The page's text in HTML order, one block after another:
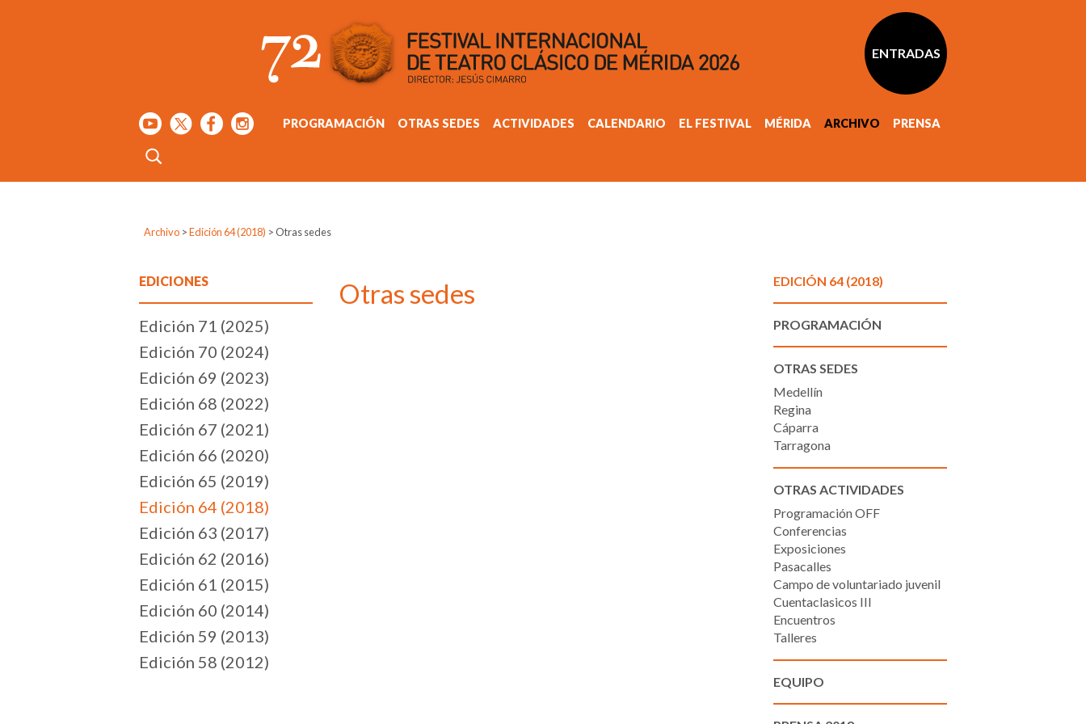
ENTRADAS
PROGRAMACIÓN OTRAS SEDES ACTIVIDADES CALENDARIO EL FESTIVAL MÉRIDA ARCHIVO PRENSA
Archivo > Edición 64 (2018) >Otras sedes
EDICIONES
Edición 71 (2025)
Edición 70 (2024)
Edición 69 (2023)
Edición 68 (2022)
Edición 67 (2021)
Edición 66 (2020)
Edición 65 (2019)
Edición 64 (2018)
Edición 63 (2017)
Edición 62 (2016)
Edición 61 (2015)
Edición 60 (2014)
Edición 59 (2013)
Edición 58 (2012)
Otras sedes EDICIÓN 64 (2018)
PROGRAMACIÓN
OTRAS SEDES
Medellín
Regina
Cáparra
Tarragona
OTRAS ACTIVIDADES
Programación OFF
Conferencias
Exposiciones
Pasacalles
Campo de voluntariado juvenil
Cuentaclasicos III
Encuentros
Talleres
EQUIPO